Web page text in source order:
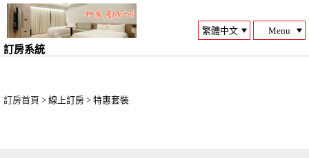
訂房系統
Menu
訂房首頁 > 線上訂房 > 特惠套裝